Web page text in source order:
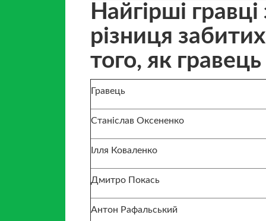
Найгірші
різниця
того, як
Гравець
Станіслав Оксененко
Ілля Коваленко
Дмитро Покась
Антон Рафальський